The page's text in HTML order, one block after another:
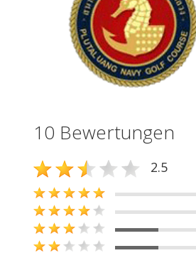
10 Bewertungen
2.5